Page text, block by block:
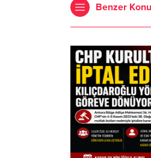
Benzer